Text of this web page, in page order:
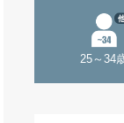
25～34